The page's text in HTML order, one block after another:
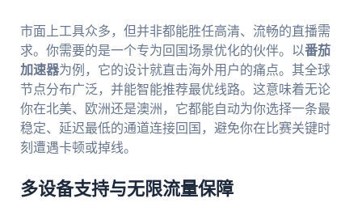
市面上工具众多，但并非都能胜任高清、流畅的直播需
求。你需要的是一个专为回国场景优化的伙伴。以番茄
加速器为例，它的设计就直击海外用户的痛点。其全球
节点分布广泛，并能智能推荐最优线路。这意味着无论
你在北美、欧洲还是澳洲，它都能自动为你选择一条最
稳定、延迟最低的通道连接回国，避免你在比赛关键时
刻遭遇卡顿或掉线。
多设备支持与无限流量保障